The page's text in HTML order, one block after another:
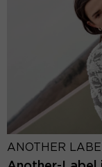
ANOTHER